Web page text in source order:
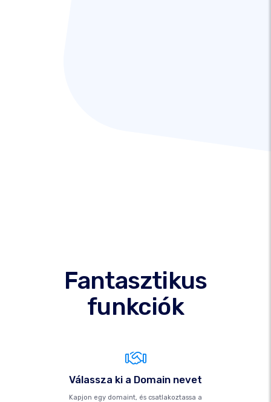
Fantasztikus
funkciók
Válassza ki a Domain nevet
Kapjon egy domaint, és csatlakoztassa a